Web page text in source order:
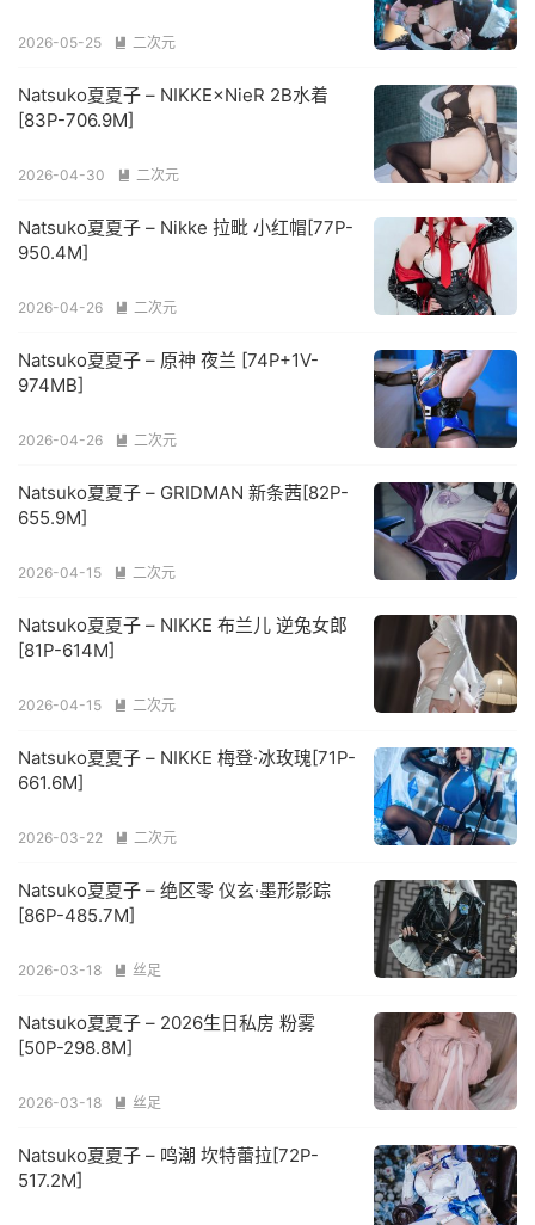
2026-05-25  二次元
Natsuko夏夏子 – NIKKE×NieR 2B水着
[83P-706.9M]
2026-04-30  二次元
Natsuko夏夏子 – Nikke 拉毗 小红帽[77P-
950.4M]
2026-04-26  二次元
Natsuko夏夏子 – 原神 夜兰 [74P+1V-
974MB]
2026-04-26  二次元
Natsuko夏夏子 – GRIDMAN 新条茜[82P-
655.9M]
2026-04-15  二次元
Natsuko夏夏子 – NIKKE 布兰儿 逆兔女郎
[81P-614M]
2026-04-15  二次元
Natsuko夏夏子 – NIKKE 梅登·冰玫瑰[71P-
661.6M]
2026-03-22  二次元
Natsuko夏夏子 – 绝区零 仪玄·墨形影踪
[86P-485.7M]
2026-03-18  丝足
Natsuko夏夏子 – 2026生日私房 粉雾
[50P-298.8M]
2026-03-18  丝足
Natsuko夏夏子 – 鸣潮 坎特蕾拉[72P-
517.2M]